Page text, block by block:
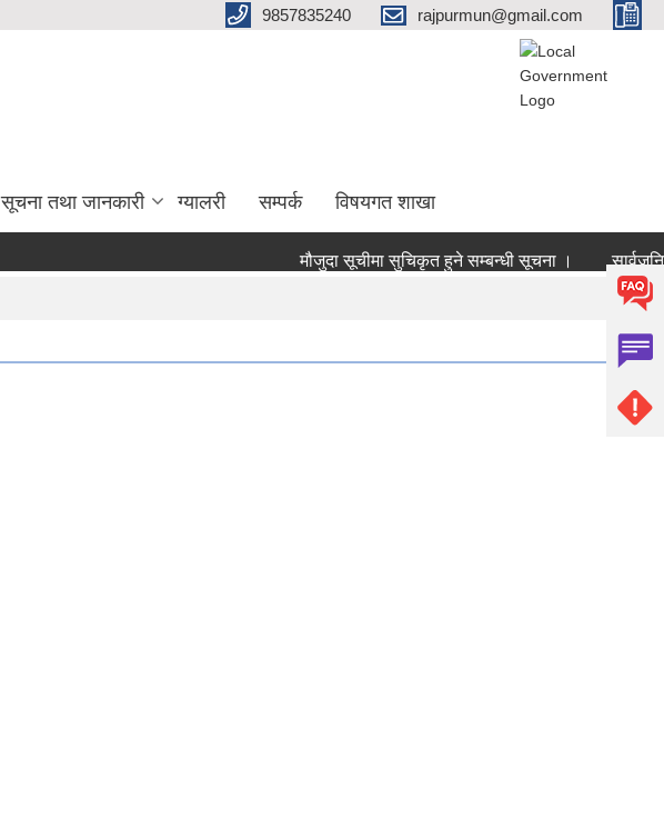
9857835240 rajpurmun@gmail.com
सूचना तथा जानकारी ग्यालरी सम्पर्क विषयगत शाखा
मौजुदा सूचीमा सुचिकृत हुने सम्बन्धी सूचना ।